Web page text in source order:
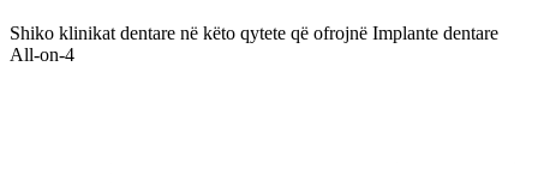
Shiko klinikat dentare në këto qytete që ofrojnë Implante dentare
All-on-4